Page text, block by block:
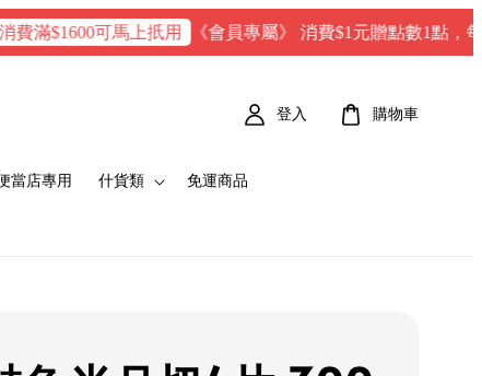
可馬上扺用 《會員專屬》 消費$1元贈點數1點，每100 點 =
當店專用 什貨類 免運商品
登入 購物車